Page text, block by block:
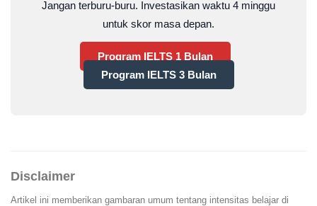
Jangan terburu-buru. Investasikan waktu 4 minggu
untuk skor masa depan.
Program IELTS 1 Bulan
Program IELTS 3 Bulan
Disclaimer
Artikel ini memberikan gambaran umum tentang intensitas belajar di